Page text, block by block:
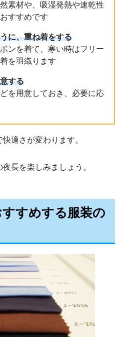
素材や、吸湿発熱や速乾性
すすめです
に、重ね着をする
ンを着て、寒い時はフリー
を羽織ります
する
を用意しておき、必要に応
適さが変わります。
長を楽しみましょう。
すめする服装の